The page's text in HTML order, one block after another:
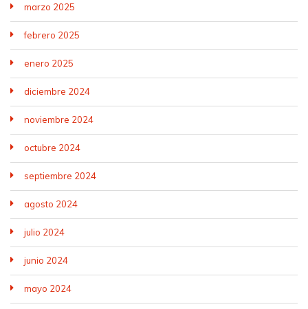
marzo 2025
febrero 2025
enero 2025
diciembre 2024
noviembre 2024
octubre 2024
septiembre 2024
agosto 2024
julio 2024
junio 2024
mayo 2024